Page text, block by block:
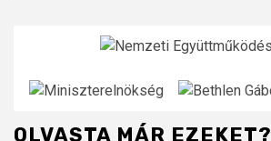
OLVASTA MÁR EZEKET?